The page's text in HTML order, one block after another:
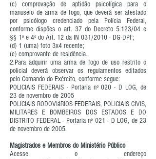
(c) comprovação de aptidão psicolígica para o
manuseio de arma de fogo, que deverá ser atestado
por psicólogo credenciado pela Polícia Federal,
conforme dispões o art. 37 do Decreto 5.123/04 e
§§ 1º e 4º do Art. 12 da IN 031/2010 - DG-DPF;
(d) 1 (uma) foto 3x4 recente;
(e) comprovante de residência.
2.Para adquirir uma arma de fogo de uso restrito o
policial deverá observar os regulamentos editados
pelo Comando do Exército, conforme segue:
POLICIAIS FEDERAIS - Portaria nº 020 - D LOG, de
23 de novembro de 2005
POLICIAIS RODOVIáRIOS FEDERAIS, POLICIAIS CIVIS,
MILITARES E BOMBEIROS DOS ESTADOS E DO
DISTRITO FEDERAL - Portaria nº 021 - D LOG, de 23
de novembro de 2005.
Magistrados e Membros do Ministério Público
Acesse o endereço